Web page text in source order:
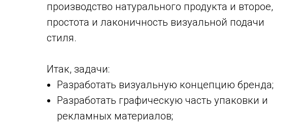
производство натурального продукта и второе,
простота и лаконичность визуальной подачи
стиля.
Итак, задачи:
Разработать визуальную концепцию бренда;
Разработать графическую часть упаковки и
рекламных материалов;